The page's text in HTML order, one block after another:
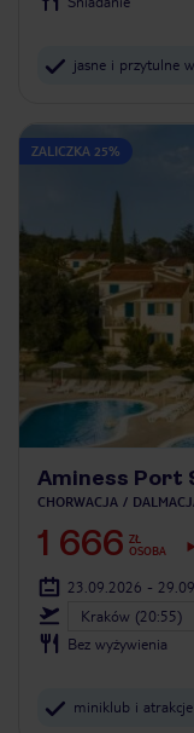
jasne i przytulne
ZALICZKA 25%
Aminess Port
CHORWACJA
1 666 ZŁ
OSOBA
23.09.2026 -
Kraków (20:55)
Bez wyżywienia
miniklub i